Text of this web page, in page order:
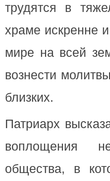
трудятся в
храме искренне
мире на всей
вознести
близких.
Патриарх
воплощения
общества, в